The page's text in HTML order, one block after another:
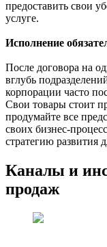
предоставить свои
услуге.
Исполнение
После договора на
вглубь
корпорации часто
Свои товары стоит
продумайте все
своих бизнес-
стратегию развития
Каналы и
продаж